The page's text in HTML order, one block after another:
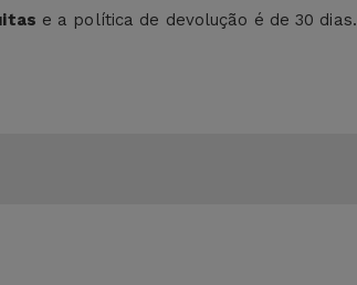
e a política de devolução é de 30 dias.